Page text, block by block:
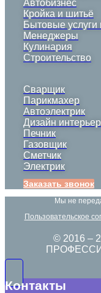
Автобизнес
Кройка и шитьё
Бытовые услуги
Менеджеры
Кулинария
Строительство
Сварщик
Парикмахер
Автоэлектрик
Дизайн
Печник
Газовщик
Сметчик
Электрик
Заказать звонок
Мы не
Пользовательское
© 2016 –
Контакты